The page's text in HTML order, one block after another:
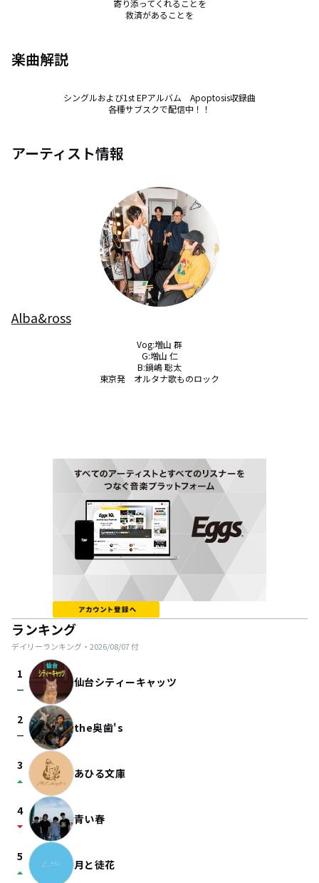
寄り添ってくれることを
救済があることを
楽曲解説
シングルおよび1st EPアルバム　Apoptosis収録曲
各種サブスクで配信中！！
アーティスト情報
Alba&ross
Vog:増山 群
G:増山 仁
B:鍋嶋 聡太
東京発　オルタナ歌ものロック
ランキング
デイリーランキング・ 2026/08/07付
1
check_indeterminate_small 仙台シティーキャッツ
2
check_indeterminate_small the奥歯's
3
arrow_drop_up あひる文庫
4
arrow_drop_down 青い春
5
arrow_drop_up 月と徒花